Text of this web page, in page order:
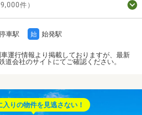
件）
車駅 始 始発駅
運行情報より掲載しておりますが、最新
道会社のサイトにてご確認ください。
入りの物件を見逃さない！